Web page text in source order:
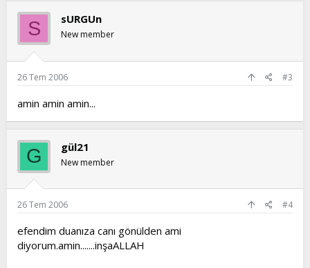
S sURGUn
New member
26 Tem 2006 #3
amin amin amin...
G gül21
New member
26 Tem 2006 #4
efendim duanıza canı gönülden ami
diyorum.amin.......inşaALLAH